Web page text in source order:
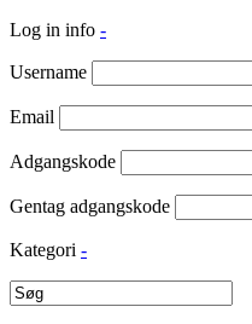
Log in info -
Username
Email
Adgangskode
Gentag adgangskode
Kategori -